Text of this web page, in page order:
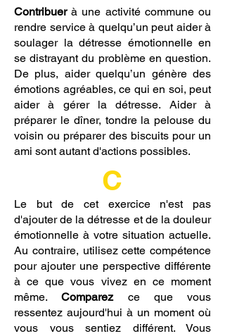
Contribuerà une activité commune ou
rendre service à quelqu’un peut aider à
soulager la détresse émotionnelle en
se distrayant du problème en question.
De plus, aider quelqu’un génère des
émotions agréables, ce qui en soi, peut
aider à gérer la détresse. Aider à
préparer le dîner, tondre la pelouse du
voisin ou préparer des biscuits pour un
ami sont autant d'actions possibles.
C
Le but de cet exercice n'est pas
d'ajouter de la détresse et de la douleur
émotionnelle à votre situation actuelle.
Au contraire, utilisez cette compétence
pour ajouter une perspective différente
à ce que vous vivez en ce moment
même.Comparez ce que vous
ressentez aujourd'hui à un moment où
vous vous sentiez différent. Vous